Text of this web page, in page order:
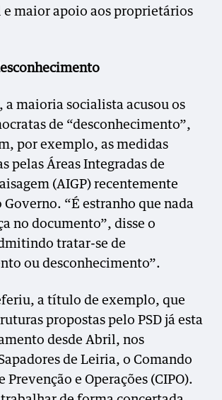
e maior apoio aos proprietários
a maioria socialista acusou os
de “desconhecimento”,
por exemplo, as medidas
pelas Áreas Integradas de
(AIGP) recentemente
Governo. “É estranho que nada
no documento”, disse o
tratar-se de
ou desconhecimento”.
a título de exemplo, que
propostas pelo PSD já esta
desde Abril, nos
de Leiria, o Comando
Prevenção e Operações (CIPO).